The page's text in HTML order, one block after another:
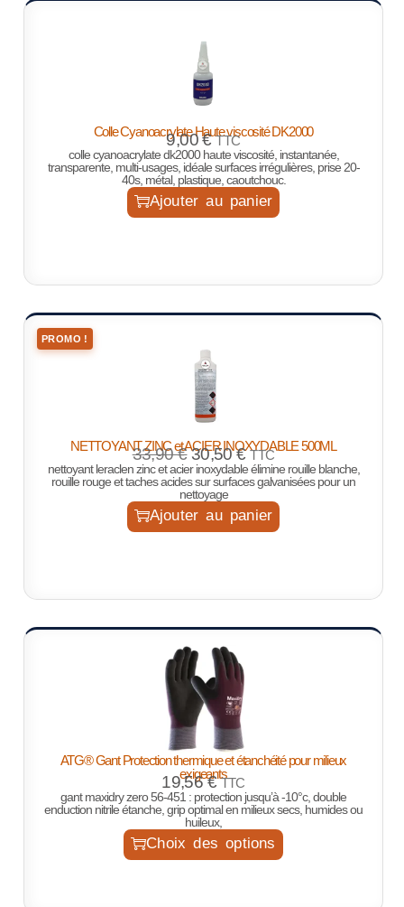
Colle Cyanoacrylate Haute viscosité DK2000
9,00€ TTC
colle cyanoacrylate dk2000 haute viscosité, instantanée,
transparente, multi-usages, idéale surfaces irrégulières, prise 20-
40s, métal, plastique, caoutchouc.
Ajouter au panier
PROMO !
NETTOYANT ZINC et ACIER INOXYDABLE 500ML
33,90€ 30,50€ TTC
nettoyant leraclen zinc et acier inoxydable élimine rouille blanche,
rouille rouge et taches acides sur surfaces galvanisées pour un
nettoyage
Ajouter au panier
ATG® Gant Protection thermique et étanchéité pour milieux
exigeants
19,56€ TTC
gant maxidry zero 56-451 : protection jusqu’à -10°c, double
enduction nitrile étanche, grip optimal en milieux secs, humides ou
huileux,
Choix des options